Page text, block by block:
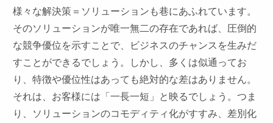
様々な解決策＝ソリューションも巷にあふれています。
そのソリューションが唯一無二の存在であれば、圧倒的
な競争優位を示すことで、ビジネスのチャンスを生みだ
すことができるでしょう。しかし、多くは似通ってお
り、特徴や優位性はあっても絶対的な差はありません。
それは、お客様には「一長一短」と映るでしょう。つま
り、ソリューションのコモディティ化がすすみ、差別化